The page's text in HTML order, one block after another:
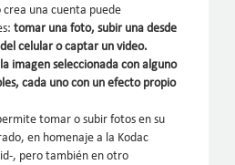
crea una cuenta puede
tomar una foto, subir una desde
celular o captar un video.
imagen seleccionada con alguno
cada uno con un efecto propio
tomar o subir fotos en su
en homenaje a la Kodac
, pero también en otro